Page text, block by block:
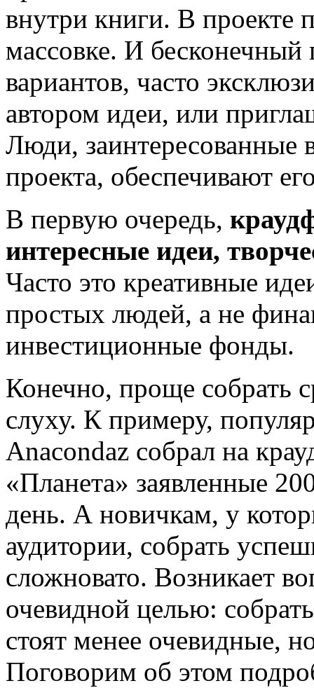
внутри книги. В проекте
массовке. И бесконечный
вариантов, часто
автором идеи, или
Люди, заинтересованные
проекта, обеспечивают
В первую очередь,
интересные идеи,
Часто это креативные
простых людей, а не
инвестиционные фонды.
Конечно, проще собрать
слуху. К примеру,
Anacondaz собрал на
«Планета» заявленные
день. А новичкам, у
аудитории, собрать
сложновато. Возникает
очевидной целью:
стоят менее очевидные,
Поговорим об этом